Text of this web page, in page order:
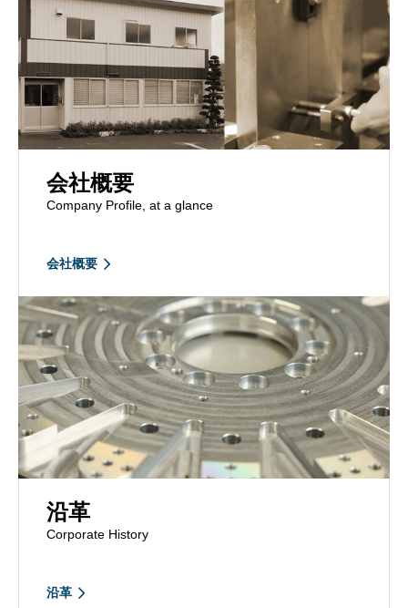
会社概要
Company Profile, at a glance
会社概要
沿革
Corporate History
沿革